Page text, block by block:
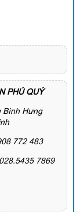
PHÚ QUÝ
Hưng
772 483
7869